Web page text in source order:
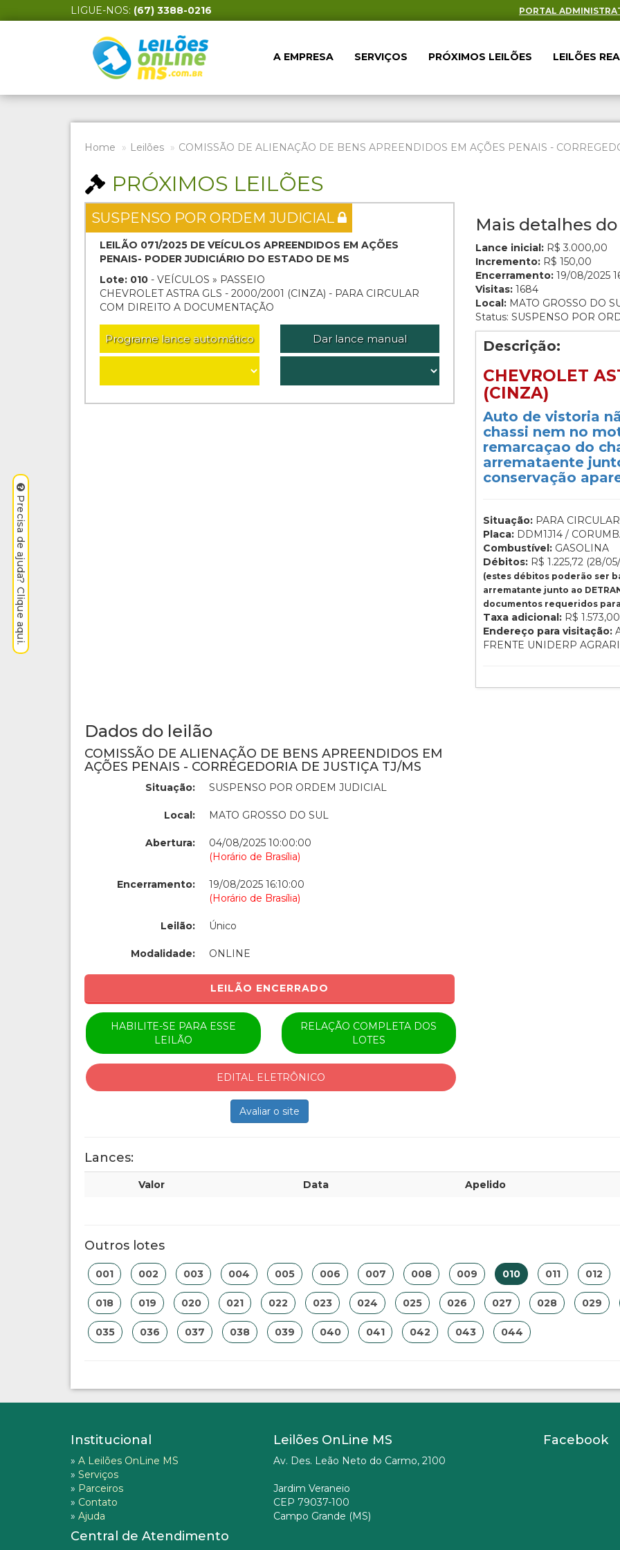
LIGUE-NOS: (67) 3388-0216 PORTAL
A EMPRESA SERVIÇOS PRÓXIMOS LEILÕES LEILÕES
Home Leilões COMISSÃO DE ALIENAÇÃO DE BENS APREENDIDOS EM AÇÕES PENAIS -
PRÓXIMOS LEILÕES
SUSPENSO POR ORDEM JUDICIAL
LEILÃO 071/2025 DE VEÍCULOS APREENDIDOS EM AÇÕES
PENAIS- PODER JUDICIÁRIO DO ESTADO DE MS
Lote: 010 - VEÍCULOS » PASSEIO
CHEVROLET ASTRA GLS - 2000/2001 (CINZA) - PARA CIRCULAR
COM DIREITO A DOCUMENTAÇÃO
Programe lance automático Dar lance manual
Mais detalhes
Lance inicial: R$ 3.000,00
Incremento: R$ 150,00
Encerramento: 19/08/2025
Visitas: 1684
Local: MATO GROSSO DO
Status: SUSPENSO POR
Descrição:
CHEVROLET
(CINZA)
Auto de vistoria
chassi nem no
remarcaçao do
arremataente
conservação
Situação: PARA
Placa: DDM1J14 /
Combustível: GASOLINA
Débitos: R$ 1.225,72 (28/
(estes débitos poderão ser
arrematante junto ao
documentos requeridos
Taxa adicional: R$ 1.573,00
Endereço para visitação:
FRENTE UNIDERP
Dados do leilão
COMISSÃO DE ALIENAÇÃO DE BENS APREENDIDOS EM
AÇÕES PENAIS - CORREGEDORIA DE JUSTIÇA TJ/MS
Situação: SUSPENSO POR ORDEM JUDICIAL
Local: MATO GROSSO DO SUL
Abertura:
04/08/2025 10:00:00
(Horário de Brasília)
Encerramento:
19/08/2025 16:10:00
(Horário de Brasília)
Leilão: Único
Modalidade: ONLINE
LEILÃO ENCERRADO
HABILITE-SE PARA ESSE
LEILÃO
RELAÇÃO COMPLETA DOS
LOTES
EDITAL ELETRÔNICO
Avaliar o site
Lances:
Valor Data Apelido
Outros lotes
001 002 003 004 005 006 007 008 009 010 011 012
018 019 020 021 022 023 024 025 026 027 028 029
035 036 037 038 039 040 041 042 043 044
Institucional
» A Leilões OnLine MS
» Serviços
» Parceiros
» Contato
» Ajuda
Central de Atendimento
Leilões OnLine MS
Av. Des. Leão Neto do Carmo, 2100
Jardim Veraneio
CEP 79037-100
Campo Grande (MS)
Facebook
Precisa de ajuda? Clique aqui.